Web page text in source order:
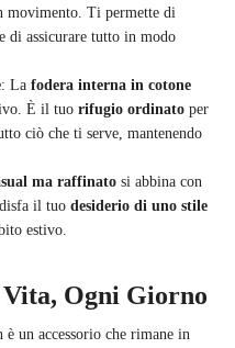
movimento. Ti permette di
di assicurare tutto in modo
: La fodera interna in cotone
È il tuo rifugio ordinato per
ciò che ti serve, mantenendo
ma raffinato si abbina con
il tuo desiderio di uno stile
estivo.
Ogni Giorno
è un accessorio che rimane in